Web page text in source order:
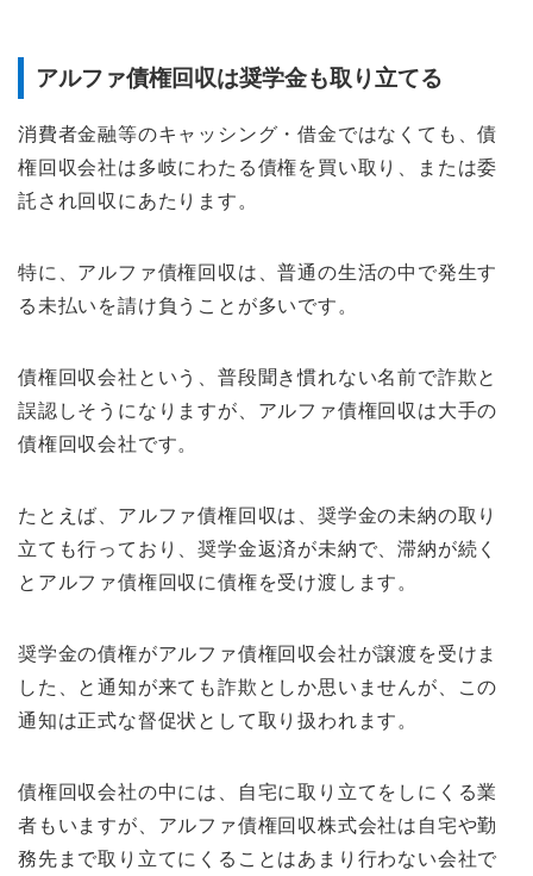
アルファ債権回収は奨学金も取り立てる
消費者金融等のキャッシング・借金ではなくても、債
権回収会社は多岐にわたる債権を買い取り、または委
託され回収にあたります。
特に、アルファ債権回収は、普通の生活の中で発生す
る未払いを請け負うことが多いです。
債権回収会社という、普段聞き慣れない名前で詐欺と
誤認しそうになりますが、アルファ債権回収は大手の
債権回収会社です。
たとえば、アルファ債権回収は、奨学金の未納の取り
立ても行っており、奨学金返済が未納で、滞納が続く
とアルファ債権回収に債権を受け渡します。
奨学金の債権がアルファ債権回収会社が譲渡を受けま
した、と通知が来ても詐欺としか思いませんが、この
通知は正式な督促状として取り扱われます。
債権回収会社の中には、自宅に取り立てをしにくる業
者もいますが、アルファ債権回収株式会社は自宅や勤
務先まで取り立てにくることはあまり行わない会社で